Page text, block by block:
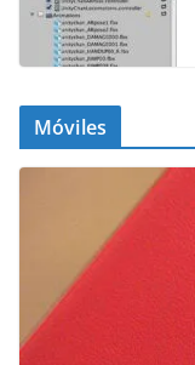
Móviles